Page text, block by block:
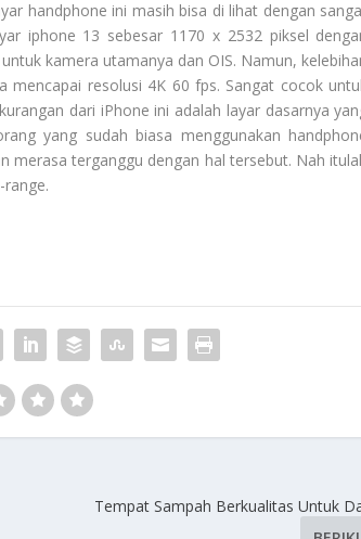
handphone ini masih bisa di lihat dengan
iphone 13 sebesar 1170 x 2532 piksel
kamera utamanya dan OIS. Namun,
mencapai resolusi 4K 60 fps. Sangat cocok
dari iPhone ini adalah layar dasarnya
yang sudah biasa menggunakan
merasa terganggu dengan hal tersebut. Nah
range.
Tempat Sampah Berkualitas Untuk